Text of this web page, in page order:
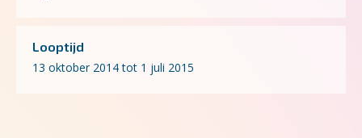
Looptijd
13 oktober 2014 tot 1 juli 2015